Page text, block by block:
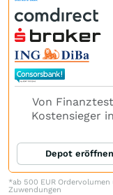
Von
Kostensieger
Depot eröffnen
*ab 500 EUR
Zuwendungen